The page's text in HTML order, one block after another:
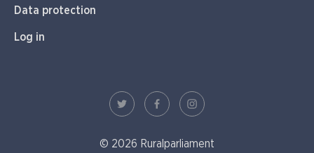
Data protection
Log in
© 2026 Ruralparliament